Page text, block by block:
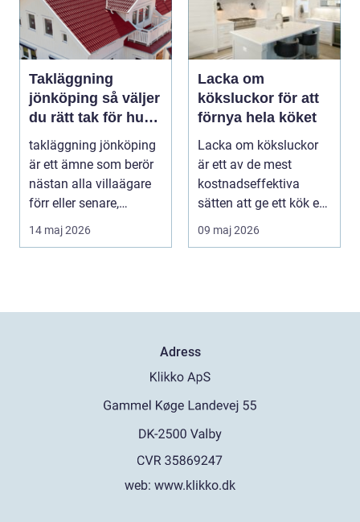
Takläggning
jönköping så väljer
du rätt tak för hus
och klimat
takläggning jönköping
är ett ämne som berör
nästan alla villaägare
förr eller senare,
eftersom taket...
14 maj 2026
Lacka om
köksluckor för att
förnya hela köket
Lacka om köksluckor
är ett av de mest
kostnadseffektiva
sätten att ge ett kök ett
helt nytt uttryck ...
09 maj 2026
Adress
web: www.klikko.dk